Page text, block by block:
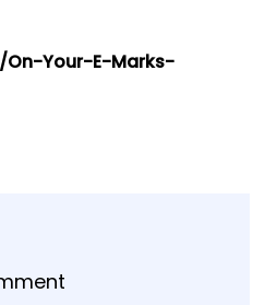
Your-E-Marks-